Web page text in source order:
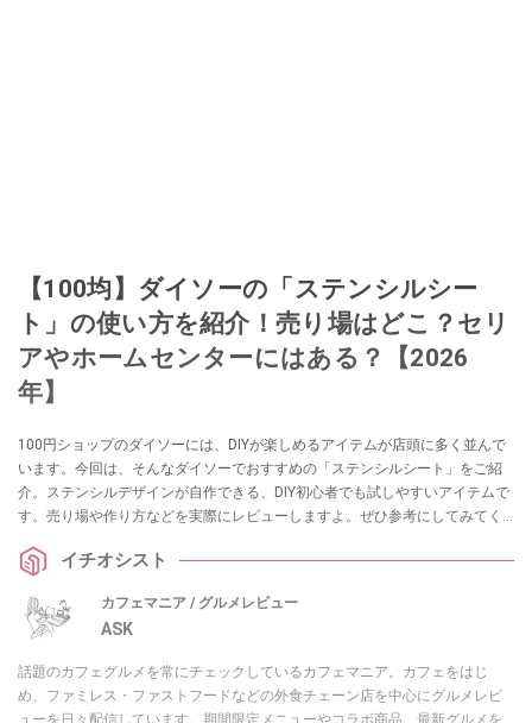
【100均】ダイソーの「ステンシルシー
ト」の使い方を紹介！売り場はどこ？セリ
アやホームセンターにはある？【2026
年】
100円ショップのダイソーには、DIYが楽しめるアイテムが店頭に多く並んで
います。今回は、そんなダイソーでおすすめの「ステンシルシート」をご紹
介。ステンシルデザインが自作できる、DIY初心者でも試しやすいアイテムで
す。売り場や作り方などを実際にレビューしますよ。ぜひ参考にしてみてく
イチオシスト
カフェマニア / グルメレビュー
ASK
話題のカフェグルメを常にチェックしているカフェマニア。カフェをはじ
め、ファミレス・ファストフードなどの外食チェーン店を中心にグルメレビ
ューを日々配信しています。期間限定メニューやコラボ商品、最新グルメを